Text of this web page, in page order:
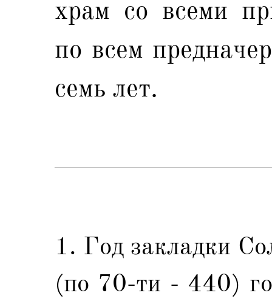
храм со всеми
по всем
семь лет.
1. Год закладки
(по 70-ти - 440)